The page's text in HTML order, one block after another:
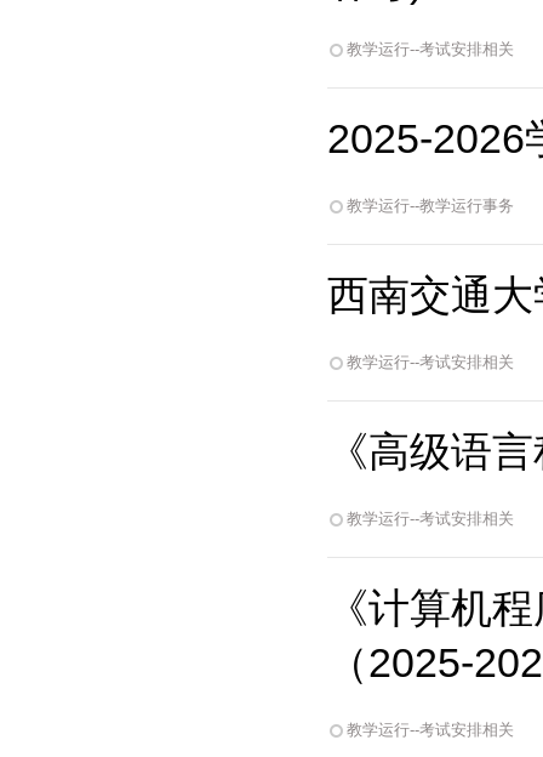
教学运行--考试安排相关
2025-2026
教学运行--教学运行事务
西南交通
教学运行--考试安排相关
《高级语
教学运行--考试安排相关
《计算机
（2025-
教学运行--考试安排相关